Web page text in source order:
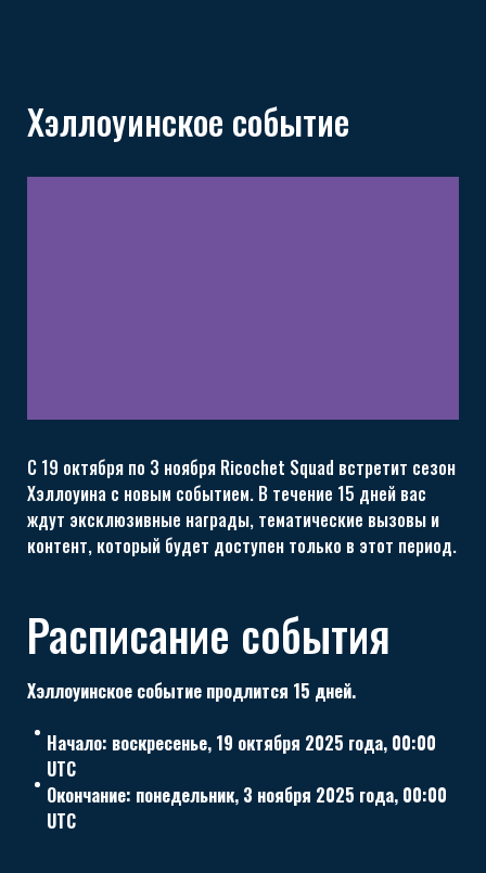
Хэллоуинское событие
С 19 октября по 3 ноября Ricochet Squad встретит сезон
Хэллоуина с новым событием. В течение 15 дней вас
ждут эксклюзивные награды, тематические вызовы и
контент, который будет доступен только в этот период.
Расписание события
Хэллоуинское событие продлится 15 дней.
Начало: воскресенье, 19 октября 2025 года, 00:00
UTC
Окончание: понедельник, 3 ноября 2025 года, 00:00
UTC